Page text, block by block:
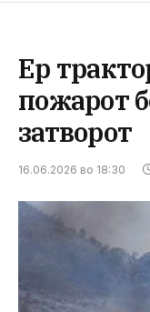
Ер
пожарот
затворот
16.06.2026 во 18:30